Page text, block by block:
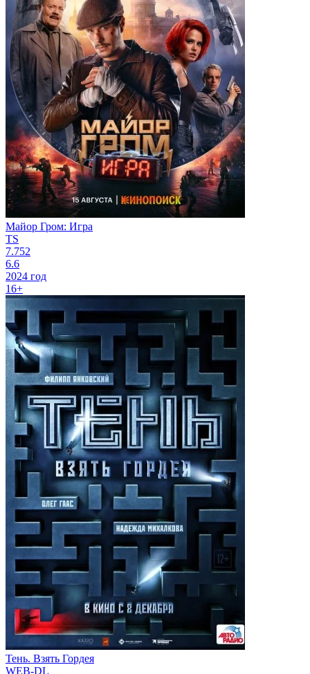
Майор Гром: Игра
TS
7.752
6.6
2024 год
16+
Тень. Взять Гордея
WEB-DL